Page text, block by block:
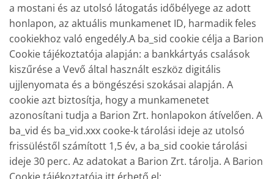
a mostani és az utolsó látogatás időbélyege az adott
honlapon, az aktuális munkamenet ID, harmadik feles
cookiekhoz való engedély.A ba_sid cookie célja a Barion
Cookie tájékoztatója alapján: a bankkártyás csalások
kiszűrése a Vevő által használt eszköz digitális
ujjlenyomata és a böngészési szokásai alapján. A
cookie azt biztosítja, hogy a munkamenetet
azonosítani tudja a Barion Zrt. honlapokon átívelően. A
ba_vid és ba_vid.xxx cooke-k tárolási ideje az utolsó
frissüléstől számított 1,5 év, a ba_sid cookie tárolási
ideje 30 perc. Az adatokat a Barion Zrt. tárolja. A Barion